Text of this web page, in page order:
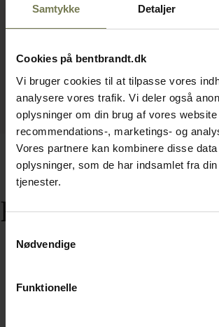
Samtykke Detaljer
Cookies på bentbrandt.dk
Vi bruger cookies til at tilpasse vores
analysere vores trafik. Vi deler også
oplysninger om din brug af vores
recommendations-, marketings- og
Vores partnere kan kombinere disse
oplysninger, som de har indsamlet fra
tjenester.
Nødvendige
Funktionelle
Relaterede varer